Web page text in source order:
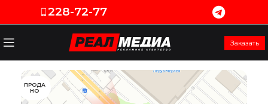
228-72-77
Заказать
ПРОДА
НО